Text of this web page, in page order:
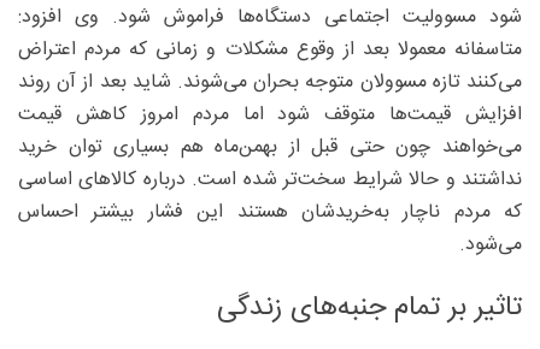
شود مسوولیت اجتماعی دستگاه‌ها فراموش شود. وی افزود:
متاسفانه معمولا بعد از وقوع مشکلات و زمانی که مردم اعتراض
می‌کنند تازه مسوولان متوجه بحران می‌شوند. شاید بعد از آن روند
افزایش قیمت‌ها متوقف شود اما مردم امروز کاهش قیمت
می‌خواهند چون حتی قبل از بهمن‌ماه هم بسیاری توان خرید
نداشتند و حالا شرایط سخت‌تر شده است. درباره کالاهای اساسی
که مردم ناچار به‌خریدشان هستند این فشار بیشتر احساس
می‌شود.
تاثیر بر تمام جنبه‌های زندگی